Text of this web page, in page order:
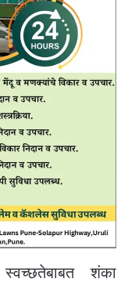
स्वच्छतेबाबत शंका